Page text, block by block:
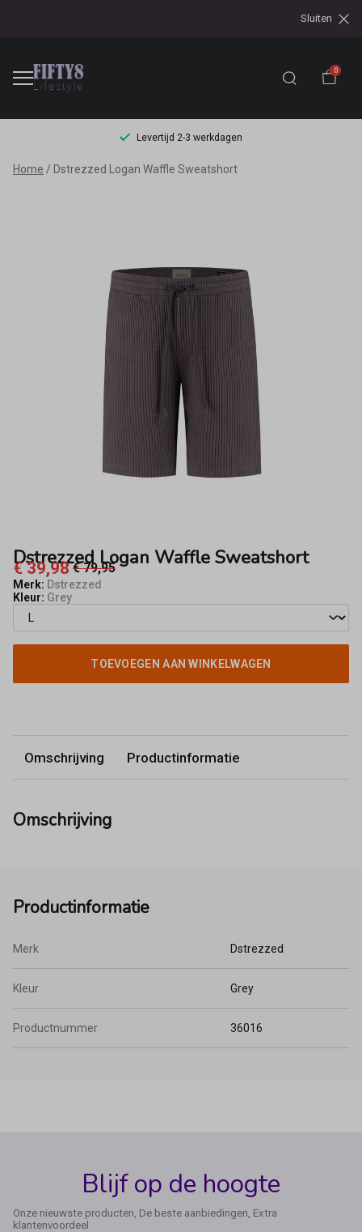
Sluiten
0
Levertijd 2-3 werkdagen
Dstrezzed
Sweatshort
Home Dstrezzed Logan Waffle Sweatshort
Dstrezzed Logan Waffle Sweatshort
€ 39,98 € 79,95
Merk: Dstrezzed
Kleur: Grey
TOEVOEGEN AAN WINKELWAGEN
Omschrijving Productinformatie
Omschrijving
Productinformatie
Merk Dstrezzed
Kleur Grey
Productnummer 36016
Blijf op de hoogte
Onze nieuwste producten, De beste aanbiedingen, Extra
klantenvoordeel